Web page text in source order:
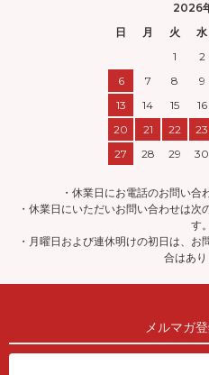
2026
日
月 火 水
1
2
6
7 8 9
13
14 15 16
20
21 22 23
27
28 29 30
・休業日にお電話のお問い合
・休業日にいただいお問い合わせは次
す。
・月曜日および連休明けの初日は、
合はあり
メルマガ